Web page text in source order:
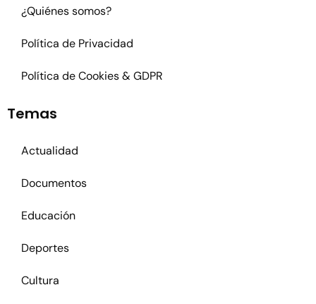
¿Quiénes somos?
Política de Privacidad
Política de Cookies & GDPR
Temas
Actualidad
Documentos
Educación
Deportes
Cultura